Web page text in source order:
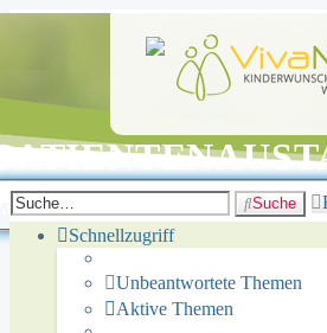
des Suche
Schnellzugriff
Unbeantwortete Themen
Aktive Themen